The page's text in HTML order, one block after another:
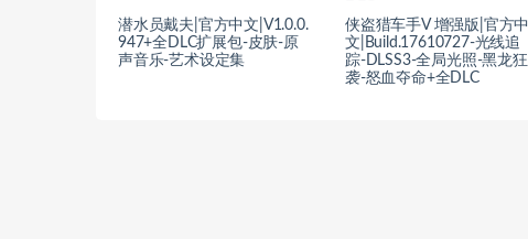
潜水员戴夫|官方中文|V1.0.0.
947+全DLC扩展包-皮肤-原
声音乐-艺术设定集
侠盗猎车手V 增强版|官方中
文|Build.17610727-光线追
踪-DLSS3-全局光照-黑龙狂
袭-怒血夺命+全DLC